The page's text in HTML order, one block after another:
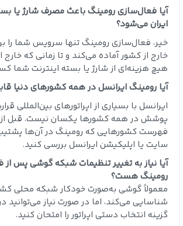
آیا فعال‌سازی رومینگ باعث مصرف شارژ یا
ایران می‌شود؟
خیر، فعال‌سازی رومینگ تنها سرویس شما را
خارج از کشور آماده می‌کند و تا زمانی که خارج
هیچ هزینه‌ای از شارژ یا بسته اینترنت شما
آیا رومینگ ایرانسل در همه کشورهای دنیا
ایرانسل با بسیاری از اپراتورهای بین‌المللی
پوشش در همه کشورها یکسان نیست. قبل از
فهرست کشورهایی که رومینگ در آن‌ها
سایت یا اپلیکیشن ایرانسل بررسی کنید.
آیا نیاز به تغییر تنظیمات شبکه گوشی پس
رومینگ هست؟
معمولاً گوشی به‌صورت خودکار شبکه محلی
شناسایی می‌کند، اما در صورت نیاز می‌توانید
گزینه انتخاب دستی اپراتور را امتحان کنید.